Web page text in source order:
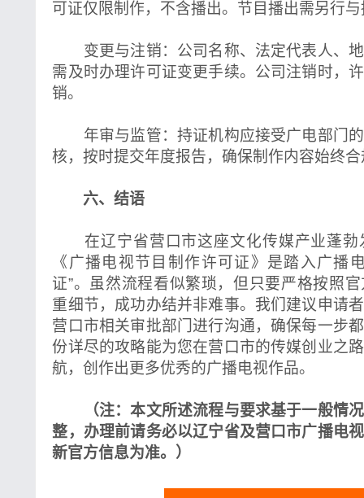
可证仅限制作，不含播出。节目播出需另行
变更与注销：公司名称、法定代表人、地
需及时办理许可证变更手续。公司注销时，
销。
年审与监管：持证机构应接受广电部门的
核，按时提交年度报告，确保制作内容始终
六、结语
在辽宁省营口市这座文化传媒产业蓬勃
《广播电视节目制作许可证》是踏入广播
证”。虽然流程看似繁琐，但只要严格按照
重细节，成功办结并非难事。我们建议申请
营口市相关审批部门进行沟通，确保每一步
份详尽的攻略能为您在营口市的传媒创业之
航，创作出更多优秀的广播电视作品。
（注：本文所述流程与要求基于一般情况
整，办理前请务必以辽宁省及营口市广播电
新官方信息为准。）